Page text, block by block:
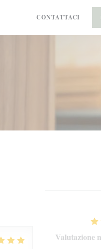
CONTATTACI
Valutazione